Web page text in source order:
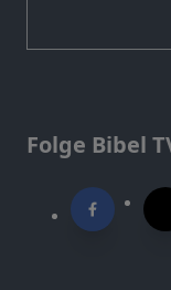
Folge Bibel